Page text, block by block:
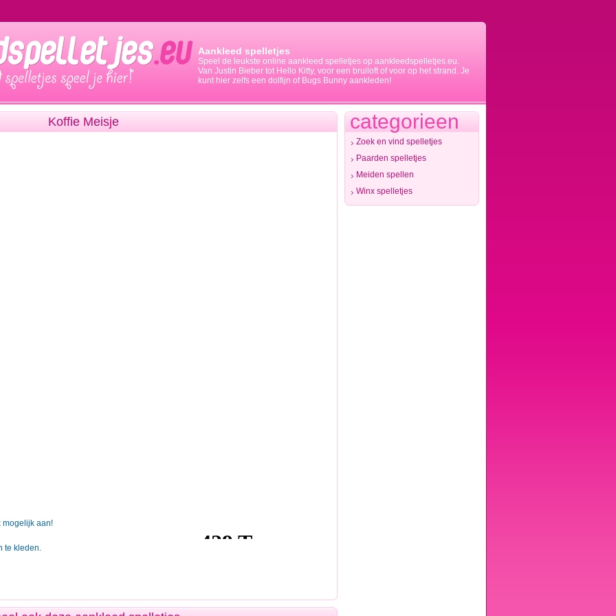
Aankleed spelletjes
Speel de leukste online aankleed spelletjes op aankleedspelletjes.eu.
Van Justin Bieber tot Hello Kitty, voor een bruiloft of voor op het strand. Je
kunt hier zelfs een dolfijn of Bugs Bunny aankleden!
Koffie Meisje
mogelijk aan!
te kleden.
categorieen
Zoek en vind spelletjes
Paarden spelletjes
Meiden spellen
Winx spelletjes